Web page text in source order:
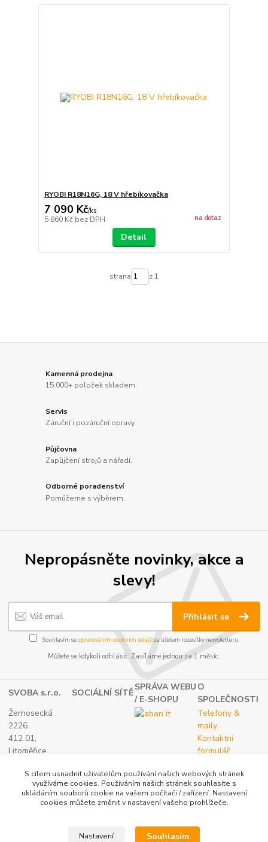
RYOBI R18N16G, 18 V hřebíkovačka
7 090 Kč/ks
5 860 Kč bez DPH na dotaz
Detail
strana z 1
Kamenná prodejna
15.000+ položek skladem.
Servis
Záruční i pozáruční opravy.
Půjčovna
Zapůjčení strojů a nářadí.
Odborné poradenství
Pomůžeme s výběrem.
Nepropásněte novinky, akce a
slevy!
Přihlásit se
Souhlasím se zpracováním osobních údajůza účelem rozesílky newsletteru.
Můžete se kdykoli odhlásit. Zasíláme jednou za 1 měsíc.
SVOBA s.r.o. SOCIÁLNÍ SÍTĚ
SPRÁVA WEBU
/ E-SHOPU
O
SPOLEČNOSTI
Žernosecká
2226
412 01,
Litoměřice
(+420) 416 733
IČ: 27265382
Telefony &
maily
Kontaktní
formulář
S cílem usnadnit uživatelům používání našich webových stránek
využíváme cookies. Používáním našich stránek souhlasíte s
ukládáním souborů cookie na vašem počítači / zařízení. Nastavení
cookies můžete změnit v nastavení vašeho prohlížeče.
Nastavení Souhlasím